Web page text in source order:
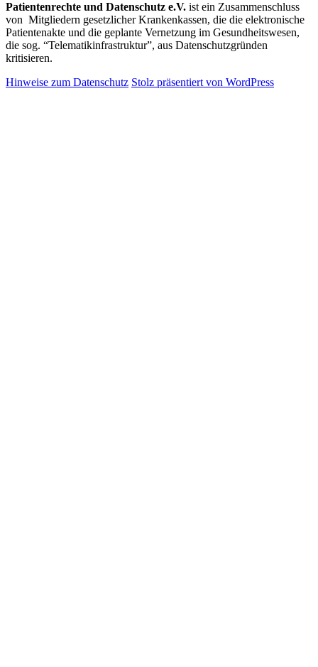
Patientenrechte und Datenschutz e.V. ist ein Zusammenschluss
von Mitgliedern gesetzlicher Krankenkassen, die die elektronische
Patientenakte und die geplante Vernetzung im Gesundheitswesen,
die sog. “Telematikinfrastruktur”, aus Datenschutzgründen
kritisieren.
Hinweise zum Datenschutz Stolz präsentiert von WordPress